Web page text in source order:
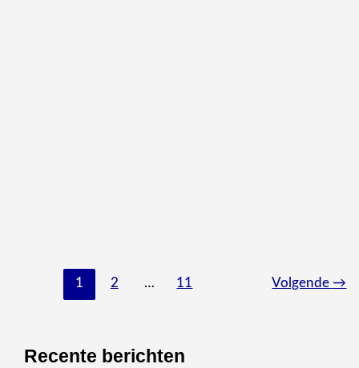
Frisse tulpen in de vaas: zo houd je ze langer mooi
1 2 … 11 Volgende →
Recente berichten